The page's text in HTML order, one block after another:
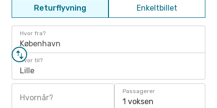
Returflyvning Enkeltbillet
Hvor fra?
København
Hvor til?
Lille
Hvornår?
Passagerer
1 voksen